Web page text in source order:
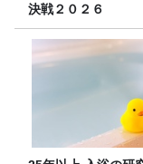
決戦２０２６